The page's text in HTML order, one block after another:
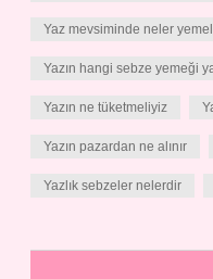
Yaz mevsiminde neler
Yazın hangi sebze yemeği
Yazın ne tüketmeliyiz
Yazın pazardan ne alınır
Yazlık sebzeler nelerdir